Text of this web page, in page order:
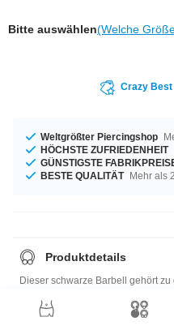
Bitte auswählen(Welche
Crazy
Weltgrößter Piercingshop
HÖCHSTE ZUFRIEDENHEIT
GÜNSTIGSTE
BESTE QUALITÄT Mehr als
Produktdetails
Dieser schwarze Barbell gehört
den Warenkorb!